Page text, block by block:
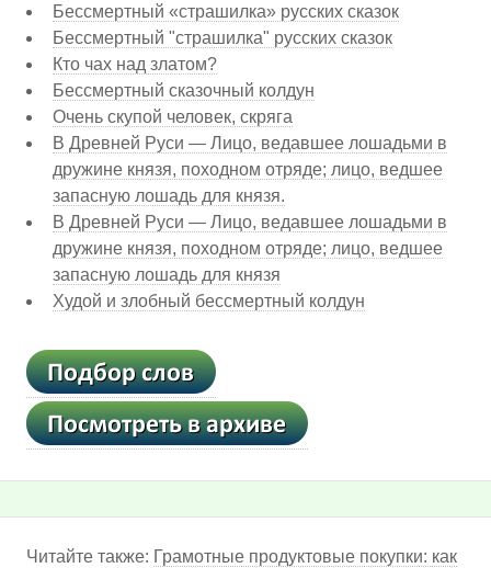
Бессмертный «страшилка» русских сказок
Бессмертный "страшилка" русских сказок
Кто чах над златом?
Бессмертный сказочный колдун
Очень скупой человек, скряга
В Древней Руси — Лицо, ведавшее лошадьми в
дружине князя, походном отряде; лицо, ведшее
запасную лошадь для князя.
В Древней Руси — Лицо, ведавшее лошадьми в
дружине князя, походном отряде; лицо, ведшее
запасную лошадь для князя
Худой и злобный бессмертный колдун
Читайте также: Грамотные продуктовые покупки: как